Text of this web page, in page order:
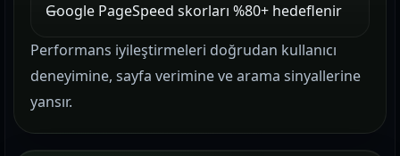
Google PageSpeed skorları %80+ hedeflenir
Performans iyileştirmeleri doğrudan kullanıcı
deneyimine, sayfa verimine ve arama sinyallerine
yansır.